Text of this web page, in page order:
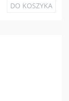
DO KOSZYKA